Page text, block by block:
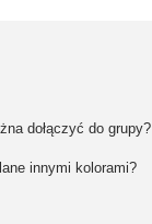
dołączyć do grupy?
innymi kolorami?